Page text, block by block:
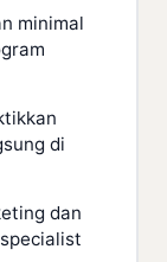
minimal
di
dan